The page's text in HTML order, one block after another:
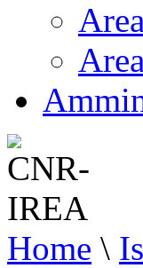
Home \